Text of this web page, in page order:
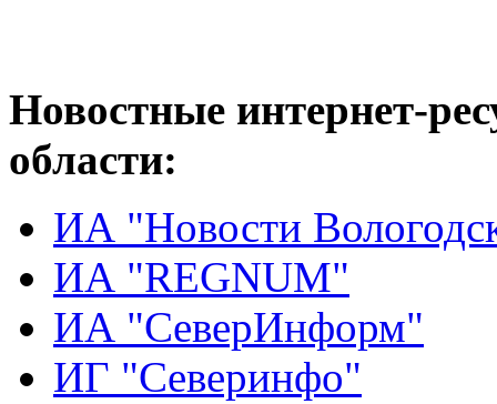
Новостные интернет-
области:
ИА "Новости
ИА "REGNUM"
ИА "СеверИнформ"
ИГ "Северинфо"